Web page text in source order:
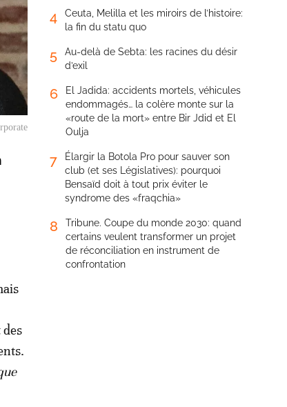
4
Ceuta, Melilla et les miroirs de l’histoire:
la fin du statu quo
5
Au-delà de Sebta: les racines du désir
d’exil
6
El Jadida: accidents mortels, véhicules
endommagés… la colère monte sur la
«route de la mort» entre Bir Jdid et El
Oulja
7
Élargir la Botola Pro pour sauver son
club (et ses Législatives): pourquoi
Bensaïd doit à tout prix éviter le
syndrome des «fraqchia»
8
Tribune. Coupe du monde 2030: quand
certains veulent transformer un projet
de réconciliation en instrument de
confrontation